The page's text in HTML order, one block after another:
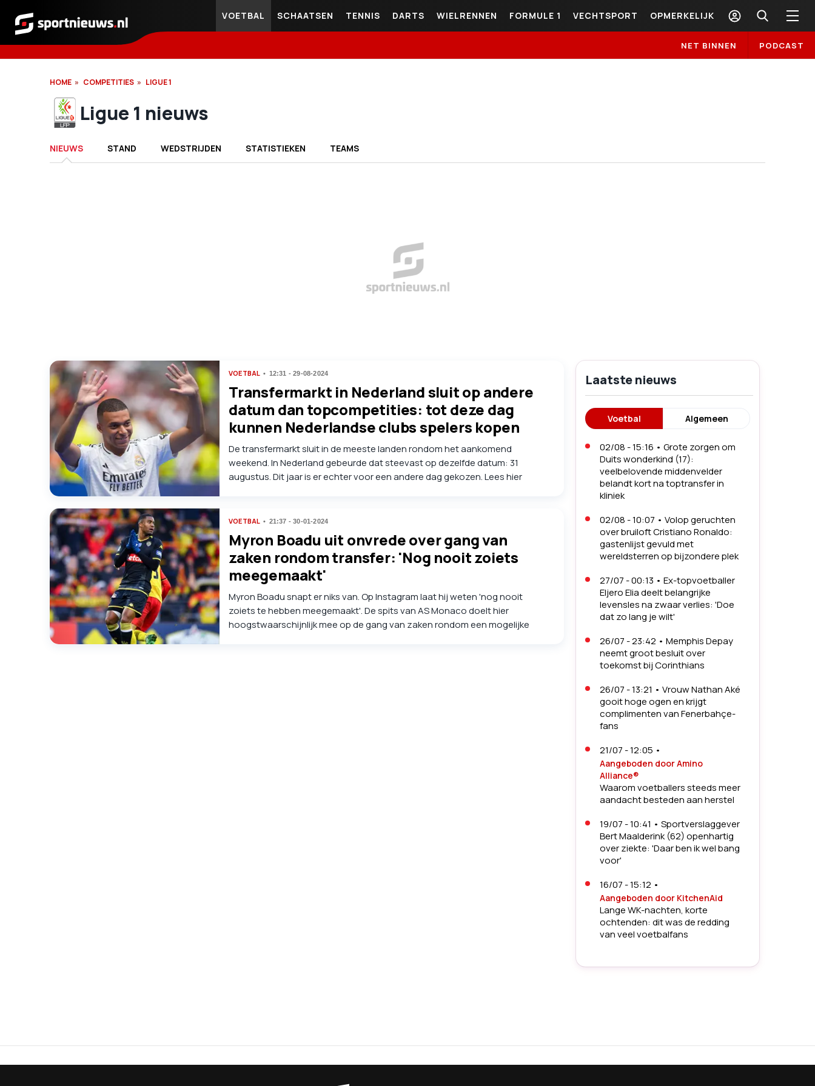
Sportnieuws.nl
VOETBAL SCHAATSEN TENNIS DARTS WIELRENNEN FORMULE 1 VECHTSPORT OPMERKELIJK
NET BINNEN PODCAST
HOME COMPETITIES LIGUE 1
Ligue 1 nieuws
NIEUWS STAND WEDSTRIJDEN STATISTIEKEN TEAMS
VOETBAL 12:31 - 29-08-2024
Transfermarkt in Nederland sluit op andere
datum dan topcompetities: tot deze dag
kunnen Nederlandse clubs spelers kopen
De transfermarkt sluit in de meeste landen rondom het aankomend
weekend. In Nederland gebeurde dat steevast op dezelfde datum: 31
augustus. Dit jaar is er echter voor een andere dag gekozen. Lees hier
VOETBAL 21:37 - 30-01-2024
Myron Boadu uit onvrede over gang van
zaken rondom transfer: 'Nog nooit zoiets
meegemaakt'
Myron Boadu snapt er niks van. Op Instagram laat hij weten 'nog nooit
zoiets te hebben meegemaakt'. De spits van AS Monaco doelt hier
hoogstwaarschijnlijk mee op de gang van zaken rondom een mogelijke
Laatste nieuws
Voetbal Algemeen
02/08 - 15:16 • Grote zorgen om
Duits wonderkind (17):
veelbelovende middenvelder
belandt kort na toptransfer in
kliniek
02/08 - 10:07 • Volop geruchten
over bruiloft Cristiano Ronaldo:
gastenlijst gevuld met
wereldsterren op bijzondere plek
27/07 - 00:13 • Ex-topvoetballer
Eljero Elia deelt belangrijke
levensles na zwaar verlies: 'Doe
dat zo lang je wilt'
26/07 - 23:42 • Memphis Depay
neemt groot besluit over
toekomst bij Corinthians
26/07 - 13:21 • Vrouw Nathan Aké
gooit hoge ogen en krijgt
complimenten van Fenerbahçe-
fans
21/07 - 12:05 •
Aangeboden door Amino
Alliance®
Waarom voetballers steeds meer
aandacht besteden aan herstel
19/07 - 10:41 • Sportverslaggever
Bert Maalderink (62) openhartig
over ziekte: 'Daar ben ik wel bang
voor'
16/07 - 15:12 •
Aangeboden door KitchenAid
Lange WK-nachten, korte
ochtenden: dit was de redding
van veel voetbalfans
drama Noorwegen: topspits en
zorgt voor woede: 'Absoluut geen